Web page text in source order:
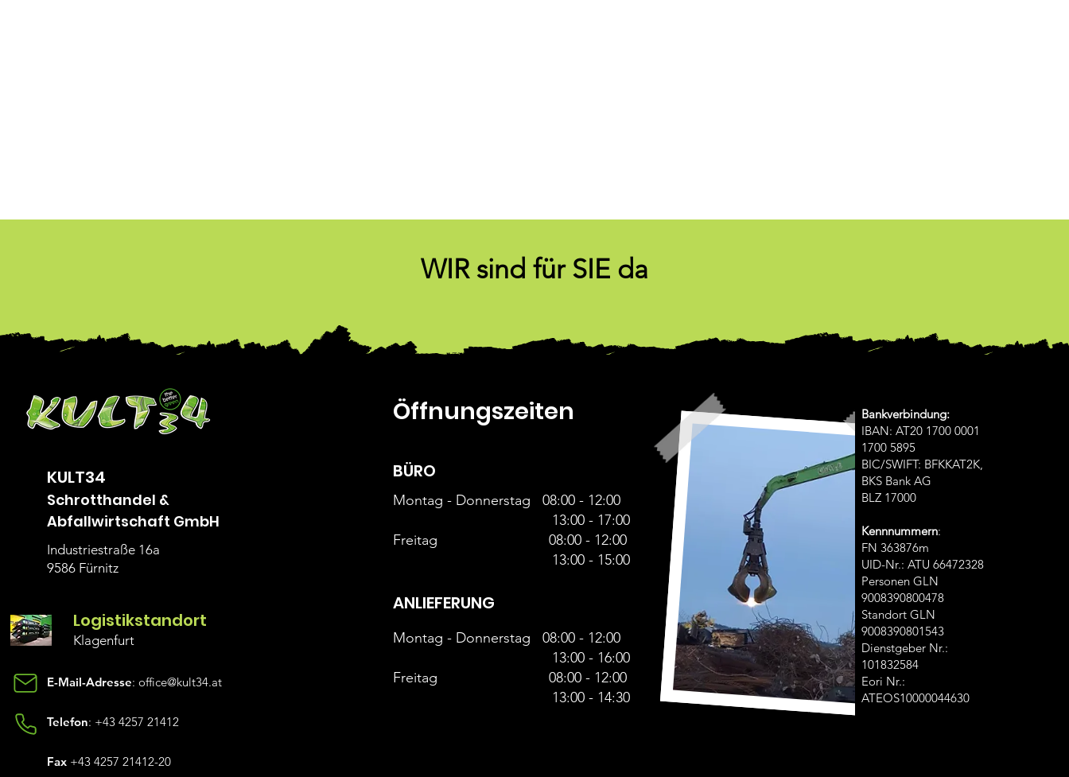
WIR sind für SIE da
KULT34
Schrotthandel &
Abfallwirtschaft GmbH
Industriestraße 16a
9586 Fürnitz
Logistikstandort
Klagenfurt
E-Mail-Adresse: office@kult34.at
Telefon: +43 4257 21412
Fax +43 4257 21412-20
Öffnungszeiten
BÜRO
Montag - Donnerstag 08:00 - 12:00
13:00 - 17:00
Freitag 08:00 - 12:00
13:00 - 15:00
ANLIEFERUNG
Montag - Donnerstag 08:00 - 12:00
13:00 - 16:00
Freitag 08:00 - 12:00
13:00 - 14:30
Bankverbindung:
IBAN: AT20 1700 0001
1700 5895
BIC/SWIFT: BFKKAT2K,
BKS Bank AG
BLZ 17000
Kennnummern:
FN 363876m
UID-Nr.: ATU 66472328
Personen GLN
9008390800478
Standort GLN
9008390801543
Dienstgeber Nr.:
101832584
Eori Nr.:
ATEOS10000044630